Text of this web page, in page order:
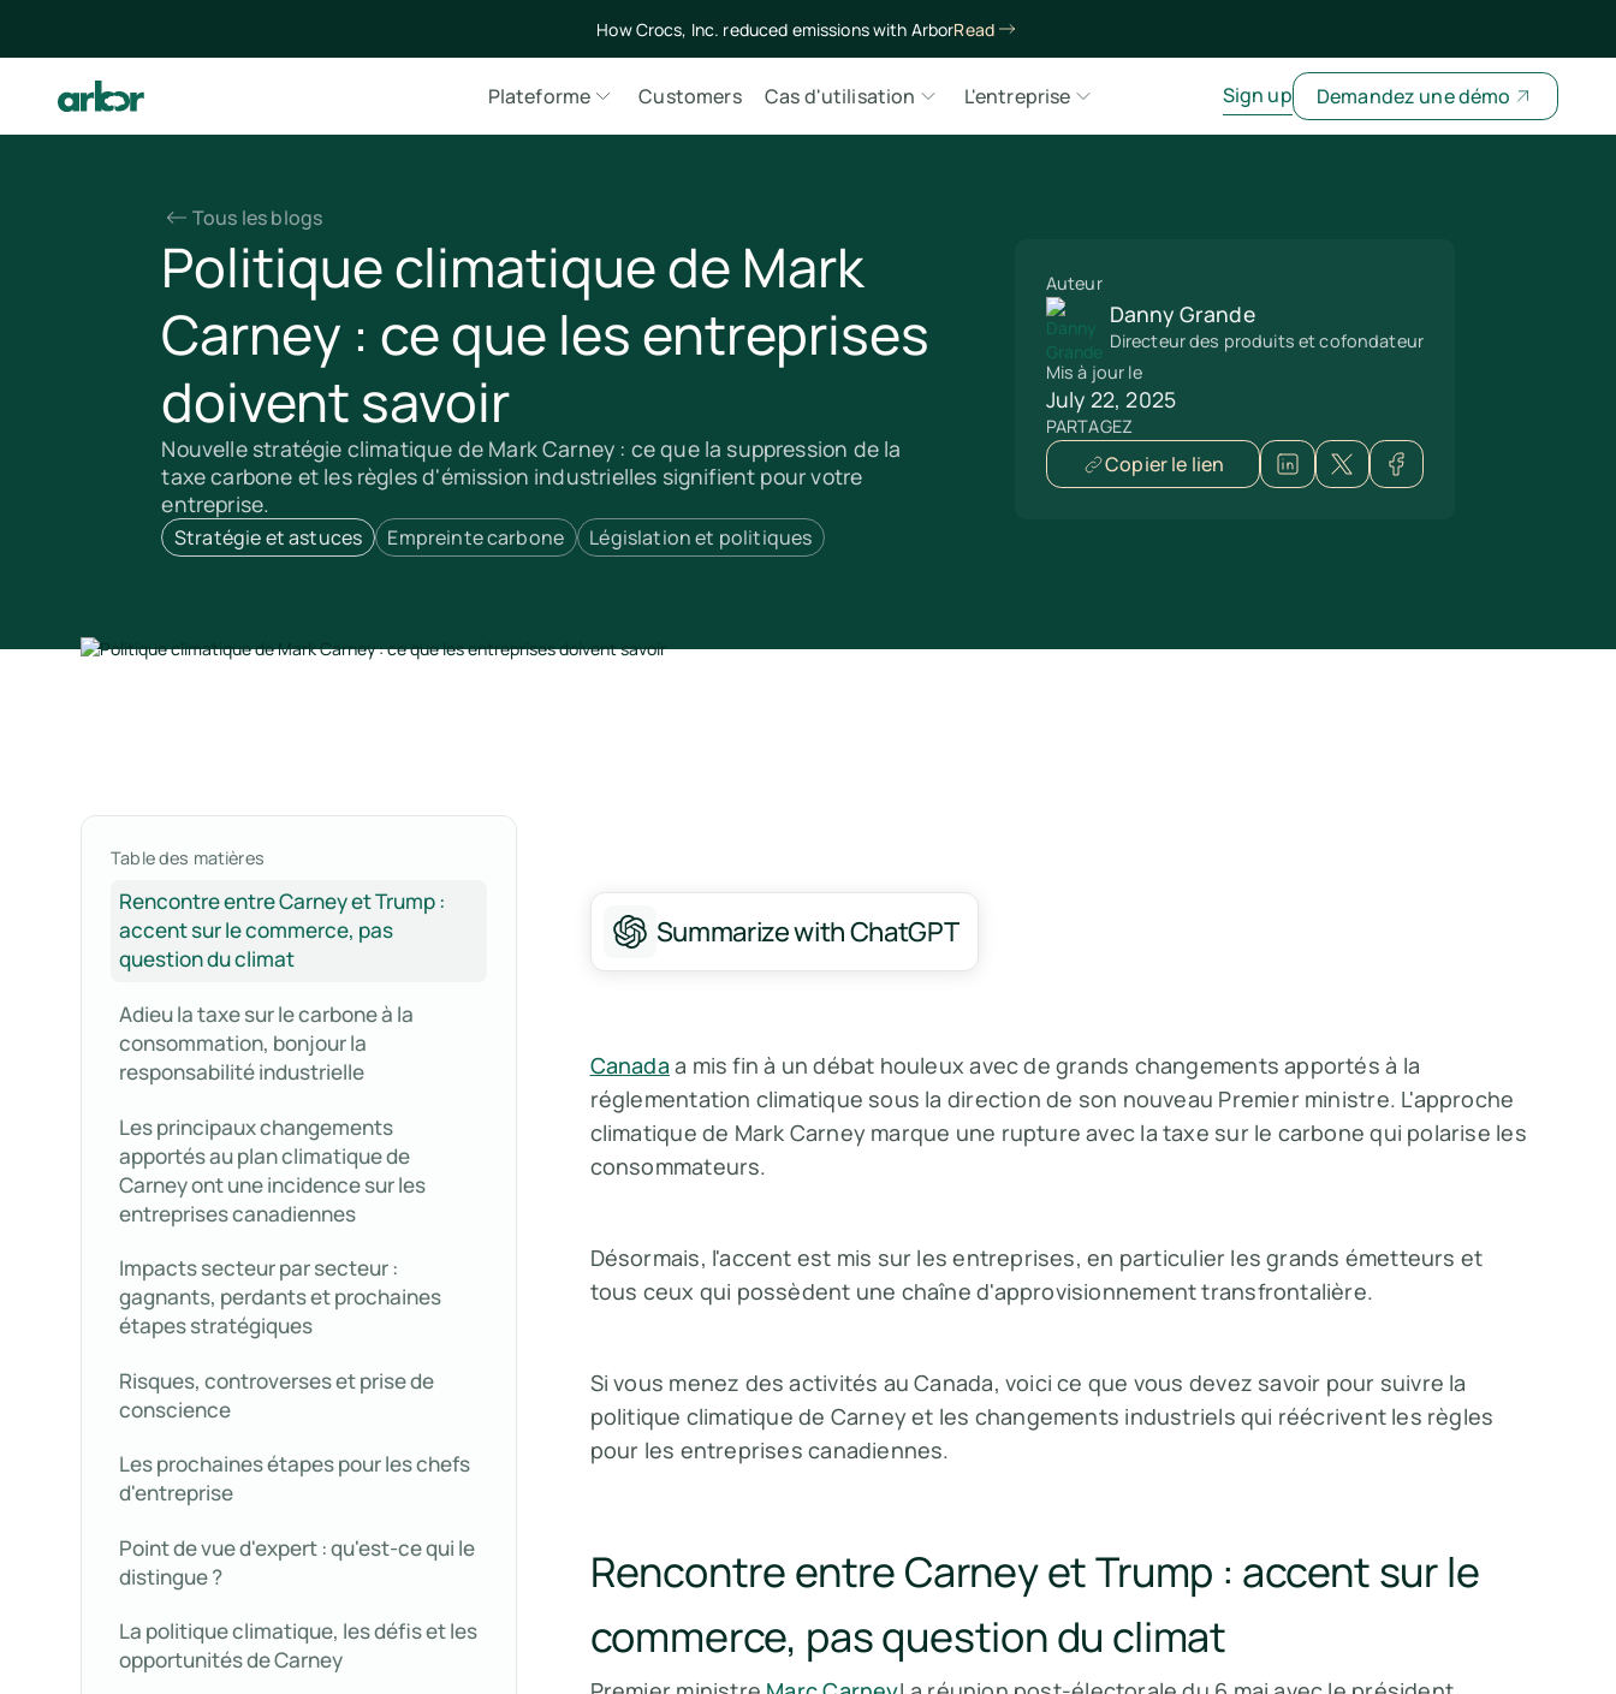
How Crocs, Inc. reduced emissions with ArborRead
Plateforme Customers Cas d'utilisation L'entreprise Sign up Demandez une démo
Tous les blogs
Politique climatique de Mark
Carney : ce que les entreprises
doivent savoir
Nouvelle stratégie climatique de Mark Carney : ce que la suppression de la
taxe carbone et les règles d'émission industrielles signifient pour votre
entreprise.
Stratégie et astuces Empreinte carbone Législation et politiques
Auteur
Danny Grande
Directeur des produits et cofondateur
Mis à jour le
July 22, 2025
PARTAGEZ
Copier le lien
Table des matières
Rencontre entre Carney et Trump :
accent sur le commerce, pas
question du climat
Adieu la taxe sur le carbone à la
consommation, bonjour la
responsabilité industrielle
Les principaux changements
apportés au plan climatique de
Carney ont une incidence sur les
entreprises canadiennes
Impacts secteur par secteur :
gagnants, perdants et prochaines
étapes stratégiques
Risques, controverses et prise de
conscience
Les prochaines étapes pour les chefs
d'entreprise
Point de vue d'expert : qu'est-ce qui le
distingue ?
La politique climatique, les défis et les
opportunités de Carney
Summarize with ChatGPT
Canada a mis fin à un débat houleux avec de grands changements apportés à la
réglementation climatique sous la direction de son nouveau Premier ministre. L'approche
climatique de Mark Carney marque une rupture avec la taxe sur le carbone qui polarise les
consommateurs.
Désormais, l'accent est mis sur les entreprises, en particulier les grands émetteurs et
tous ceux qui possèdent une chaîne d'approvisionnement transfrontalière.
Si vous menez des activités au Canada, voici ce que vous devez savoir pour suivre la
politique climatique de Carney et les changements industriels qui réécrivent les règles
pour les entreprises canadiennes.
Rencontre entre Carney et Trump : accent sur le
commerce, pas question du climat